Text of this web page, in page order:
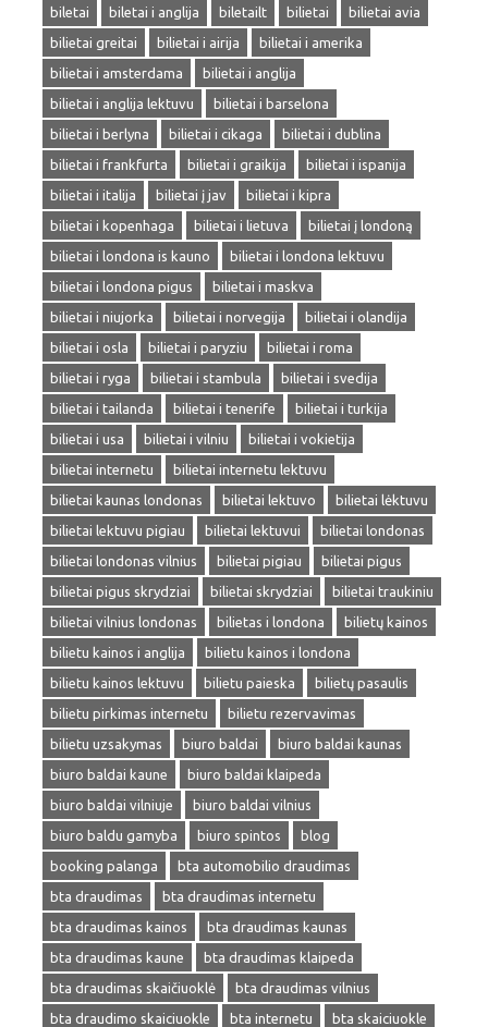
biletai
biletai i anglija biletailt bilietai
bilietai avia
bilietai greitai
bilietai i airija
bilietai i amerika
bilietai i amsterdama
bilietai i anglija
bilietai i anglija lektuvu
bilietai i barselona
bilietai i berlyna
bilietai i cikaga
bilietai i dublina
bilietai i frankfurta
bilietai i graikija
bilietai i ispanija
bilietai i italija
bilietai į jav
bilietai i kipra
bilietai i kopenhaga
bilietai i lietuva
bilietai į londoną
bilietai i londona is kauno
bilietai i londona lektuvu
bilietai i londona pigus
bilietai i maskva
bilietai i niujorka
bilietai i norvegija
bilietai i olandija
bilietai i osla
bilietai i paryziu
bilietai i roma
bilietai i ryga
bilietai i stambula
bilietai i svedija
bilietai i tailanda
bilietai i tenerife
bilietai i turkija
bilietai i usa
bilietai i vilniu
bilietai i vokietija
bilietai internetu
bilietai internetu lektuvu
bilietai kaunas londonas
bilietai lektuvo
bilietai lėktuvu
bilietai lektuvu pigiau
bilietai lektuvui
bilietai londonas
bilietai londonas vilnius
bilietai pigiau
bilietai pigus
bilietai pigus skrydziai
bilietai skrydziai
bilietai traukiniu
bilietai vilnius londonas
bilietas i londona
bilietų kainos
bilietu kainos i anglija
bilietu kainos i londona
bilietu kainos lektuvu
bilietu paieska
bilietų pasaulis
bilietu pirkimas internetu
bilietu rezervavimas
bilietu uzsakymas
biuro baldai
biuro baldai kaunas
biuro baldai kaune
biuro baldai klaipeda
biuro baldai vilniuje
biuro baldai vilnius
biuro baldu gamyba
biuro spintos
blog
booking palanga
bta automobilio draudimas
bta draudimas
bta draudimas internetu
bta draudimas kainos
bta draudimas kaunas
bta draudimas kaune
bta draudimas klaipeda
bta draudimas skaičiuoklė
bta draudimas vilnius
bta draudimo skaiciuokle
bta internetu
bta skaiciuokle